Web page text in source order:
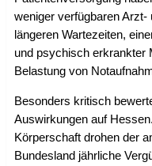
weniger verfügbaren
längeren Wartezeiten,
und psychisch erkrankter
Belastung von
Besonders kritisch
Auswirkungen auf
Körperschaft drohen der
Bundesland jährliche